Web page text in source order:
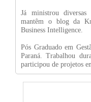
Já ministrou
mantêm o blog da
Business Intelligence.
Pós Graduado em
Paraná. Trabalhou
participou de projetos